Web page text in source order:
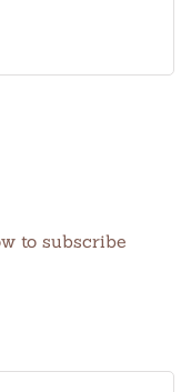
to subscribe